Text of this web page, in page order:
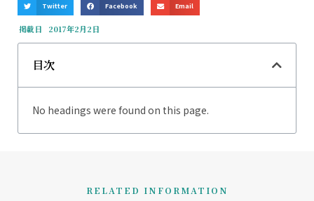
Twitter Facebook Email
掲載日 2017年2月2日
目次
No headings were found on this page.
RELATED INFORMATION